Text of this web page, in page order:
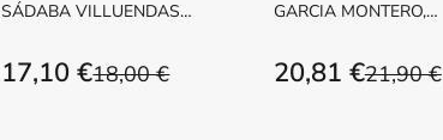
SÁDABA VILLUENDAS,
18,00 €
17,10 €
GARCIA MONTERO,
21,90 €
20,81 €